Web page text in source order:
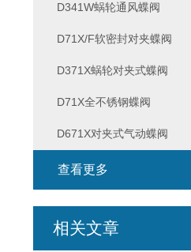
D341W蜗轮通风蝶阀
D71X/F软密封对夹蝶阀
D371X蜗轮对夹式蝶阀
D71X全不锈钢蝶阀
D671X对夹式气动蝶阀
查看更多
相关文章